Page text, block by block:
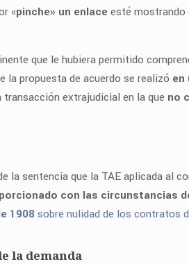
«pinche» un enlaceesté mostrando
que le hubiera permitido
la propuesta de acuerdo se realizó en
transacción extrajudicial en la que no
la sentencia que la TAE aplicada al
con las circunstancias
1908 sobre nulidad de los contratos
la demanda